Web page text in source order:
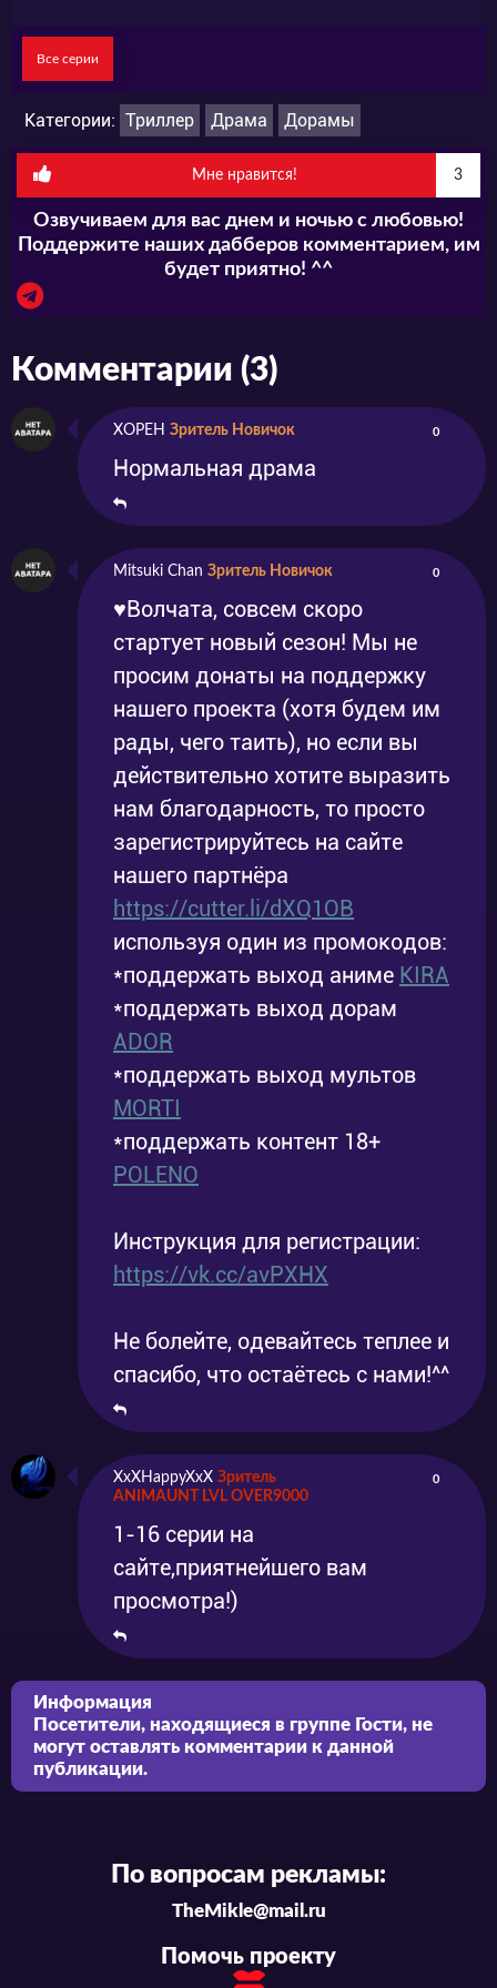
осенью.
Все серии
Категории: Триллер Драма Дорамы
Мне нравится! 3
Озвучиваем для вас днем и ночью с любовью!
Поддержите наших дабберов комментарием, им
будет приятно! ^^
Комментарии (3)
XOPEH Зритель Новичок 0
Нормальная драма
Mitsuki Chan Зритель Новичок 0
♥Волчата, совсем скоро
стартует новый сезон! Мы не
просим донаты на поддержку
нашего проекта (хотя будем им
рады, чего таить), но если вы
действительно хотите выразить
нам благодарность, то просто
зарегистрируйтесь на сайте
нашего партнёра
https://cutter.li/dXQ1OB
используя один из промокодов:
*поддержать выход аниме KIRA
*поддержать выход дорам
ADOR
*поддержать выход мультов
MORTI
*поддержать контент 18+
POLENO
Инструкция для регистрации:
https://vk.cc/avPXHX
Не болейте, одевайтесь теплее и
спасибо, что остаётесь с нами!^^
XxXHappyXxX Зритель
ANIMAUNT LVL OVER9000
0
1-16 серии на
сайте,приятнейшего вам
просмотра!)
Информация
Посетители, находящиеся в группе Гости, не
могут оставлять комментарии к данной
публикации.
По вопросам рекламы:
TheMikle@mail.ru
Помочь проекту